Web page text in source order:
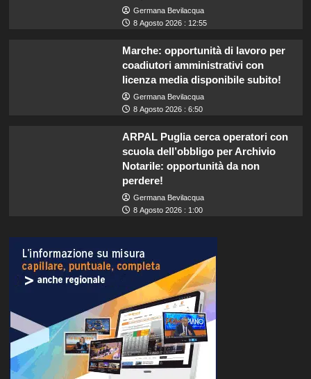
Germana Bevilacqua
8 Agosto 2026 : 12:55
Marche: opportunità di lavoro per
coadiutori amministrativi con
licenza media disponibile subito!
Germana Bevilacqua
8 Agosto 2026 : 6:50
ARPAL Puglia cerca operatori con
scuola dell’obbligo per Archivio
Notarile: opportunità da non
perdere!
Germana Bevilacqua
8 Agosto 2026 : 1:00